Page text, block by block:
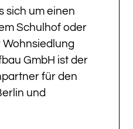
sich um einen
Schulhof oder
GmbH ist der
für den
und